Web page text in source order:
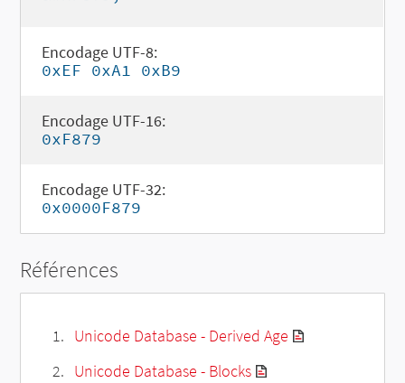
Encodage UTF-8:
0xEF 0xA1 0xB9
Encodage UTF-16:
0xF879
Encodage UTF-32:
0x0000F879
Références
Unicode Database - Derived Age
Unicode Database - Blocks